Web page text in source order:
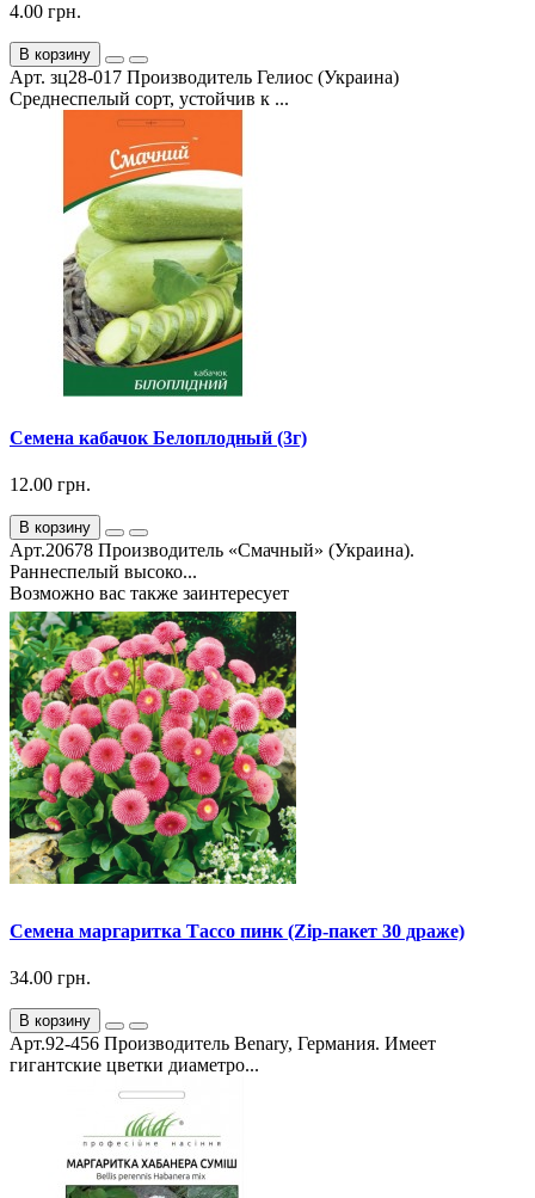
4.00 грн.
В корзину
Арт. зц28-017 Производитель Гелиос (Украина)
Среднеспелый сорт, устойчив к ...
Семена кабачок Белоплодный (3г)
12.00 грн.
В корзину
Арт.20678 Производитель «Смачный» (Украина).
Раннеспелый высоко...
Возможно вас также заинтересует
Семена маргаритка Тассо пинк (Zip-пакет 30 драже)
34.00 грн.
В корзину
Арт.92-456 Производитель Benary, Германия. Имеет
гигантские цветки диаметро...